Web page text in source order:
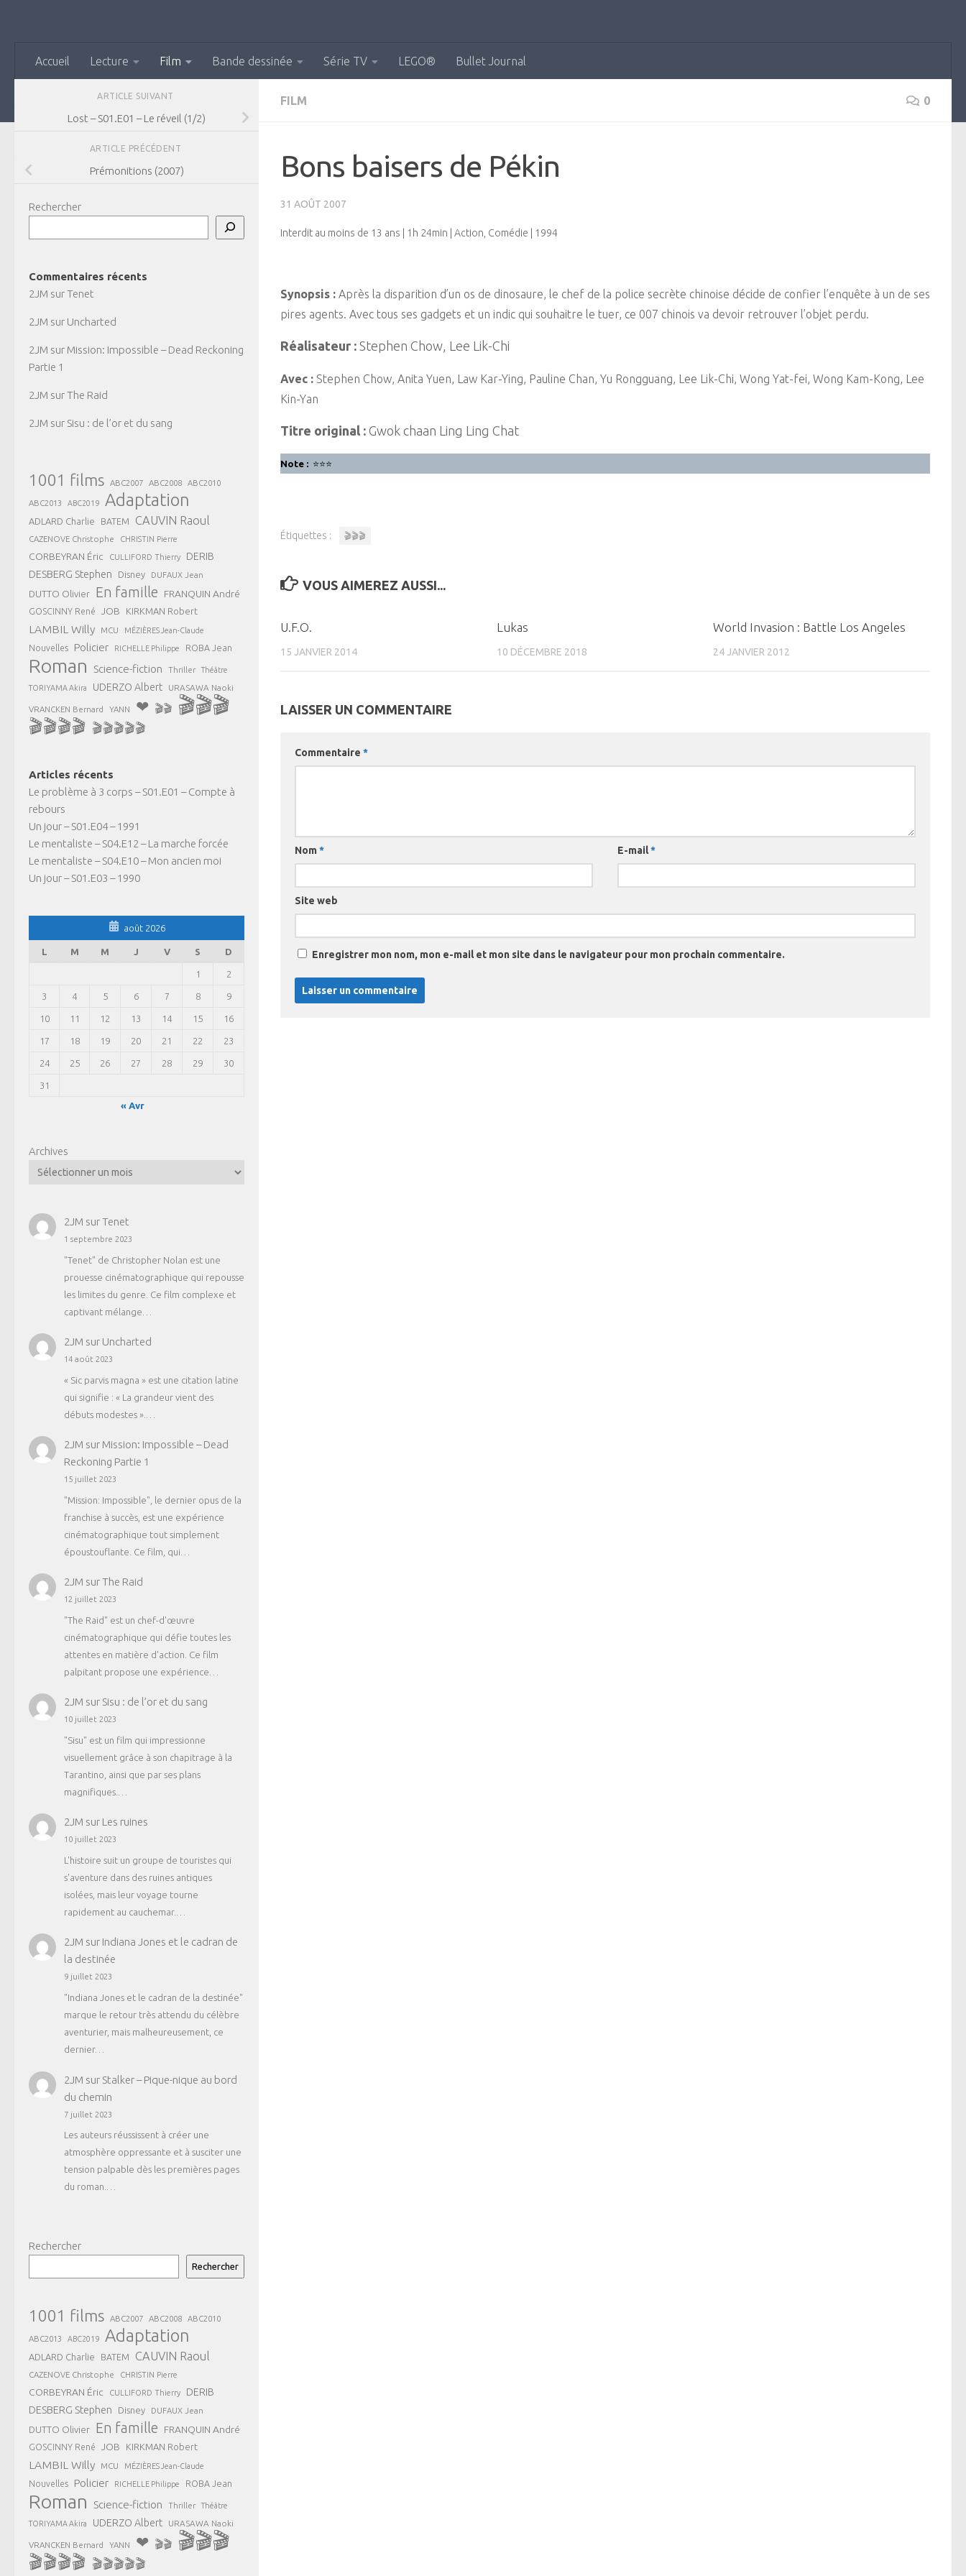
Accueil Lecture Film Bande dessinée Série TV LEGO® Bullet Journal
FILM 0
Bons baisers de Pékin
31 AOÛT 2007
Interdit au moins de 13 ans | 1h 24min | Action, Comédie | 1994
Synopsis : Après la disparition d’un os de dinosaure, le chef de la police secrète chinoise décide de confier l’enquête à un de ses
pires agents. Avec tous ses gadgets et un indic qui souhaitre le tuer, ce 007 chinois va devoir retrouver l’objet perdu.
Réalisateur : Stephen Chow, Lee Lik-Chi
Avec : Stephen Chow, Anita Yuen, Law Kar-Ying, Pauline Chan, Yu Rongguang, Lee Lik-Chi, Wong Yat-fei, Wong Kam-Kong, Lee
Kin-Yan
Titre original : Gwok chaan Ling Ling Chat
Note : ⭐⭐⭐
Étiquettes : 🎬🎬🎬
VOUS AIMEREZ AUSSI...
U.F.O.
15 JANVIER 2014
Lukas
10 DÉCEMBRE 2018
World Invasion : Battle Los Angeles
24 JANVIER 2012
LAISSER UN COMMENTAIRE
Commentaire *
Nom * E-mail*
Site web
Enregistrer mon nom, mon e-mail et mon site dans le navigateur pour mon prochain commentaire.
ARTICLE SUIVANT
Lost – S01.E01 – Le réveil (1/2)
ARTICLE PRÉCÉDENT
Prémonitions (2007)
Rechercher
Commentaires récents
2JM surTenet
2JM sur Uncharted
2JM sur Mission: Impossible – Dead Reckoning
Partie 1
2JM surThe Raid
2JM sur Sisu : de l’or et du sang
1001 films ABC2007 ABC2008 ABC2010
ABC2013 ABC2019 Adaptation
ADLARD Charlie BATEM CAUVIN Raoul
CAZENOVE Christophe CHRISTIN Pierre
CORBEYRAN Éric CULLIFORD Thierry DERIB
DESBERG Stephen Disney DUFAUX Jean
DUTTO Olivier En famille FRANQUIN André
GOSCINNY René JOB KIRKMAN Robert
LAMBIL Willy MCU MÉZIÈRES Jean-Claude
Nouvelles Policier RICHELLE Philippe ROBA Jean
Roman Science-fiction Thriller Théâtre
TORIYAMA Akira UDERZO Albert URASAWA Naoki
VRANCKEN Bernard YANN ❤ 🎬🎬 🎬🎬🎬
🎬🎬🎬🎬 🎬🎬🎬🎬🎬
Articles récents
Le problème à 3 corps – S01.E01 – Compte à
rebours
Un jour – S01.E04 – 1991
Le mentaliste – S04.E12 – La marche forcée
Le mentaliste – S04.E10 – Mon ancien moi
Un jour – S01.E03 – 1990
août 2026
L M M J V S D
1 2
3 4 5 6 7 8 9
10 11 12 13 14 15 16
17 18 19 20 21 22 23
24 25 26 27 28 29 30
31
« Avr
Archives
2JM surTenet
1 septembre 2023
"Tenet" de Christopher Nolan est une
prouesse cinématographique qui repousse
les limites du genre. Ce film complexe et
captivant mélange…
2JM sur Uncharted
14 août 2023
« Sic parvis magna » est une citation latine
qui signifie : « La grandeur vient des
débuts modestes ».…
2JM sur Mission: Impossible – Dead
Reckoning Partie 1
15 juillet 2023
"Mission: Impossible", le dernier opus de la
franchise à succès, est une expérience
cinématographique tout simplement
époustouflante. Ce film, qui…
2JM surThe Raid
12 juillet 2023
"The Raid" est un chef-d'œuvre
cinématographique qui défie toutes les
attentes en matière d'action. Ce film
palpitant propose une expérience…
2JM sur Sisu : de l’or et du sang
10 juillet 2023
"Sisu" est un film qui impressionne
visuellement grâce à son chapitrage à la
Tarantino, ainsi que par ses plans
magnifiques.…
2JM sur Les ruines
10 juillet 2023
L'histoire suit un groupe de touristes qui
s'aventure dans des ruines antiques
isolées, mais leur voyage tourne
rapidement au cauchemar.…
2JM sur Indiana Jones et le cadran de
la destinée
9 juillet 2023
"Indiana Jones et le cadran de la destinée"
marque le retour très attendu du célèbre
aventurier, mais malheureusement, ce
dernier…
2JM sur Stalker – Pique-nique au bord
du chemin
7 juillet 2023
Les auteurs réussissent à créer une
atmosphère oppressante et à susciter une
tension palpable dès les premières pages
du roman.…
Rechercher
Rechercher
1001 films ABC2007 ABC2008 ABC2010
ABC2013 ABC2019 Adaptation
ADLARD Charlie BATEM CAUVIN Raoul
CAZENOVE Christophe CHRISTIN Pierre
CORBEYRAN Éric CULLIFORD Thierry DERIB
DESBERG Stephen Disney DUFAUX Jean
DUTTO Olivier En famille FRANQUIN André
GOSCINNY René JOB KIRKMAN Robert
LAMBIL Willy MCU MÉZIÈRES Jean-Claude
Nouvelles Policier RICHELLE Philippe ROBA Jean
Roman Science-fiction Thriller Théâtre
TORIYAMA Akira UDERZO Albert URASAWA Naoki
VRANCKEN Bernard YANN ❤ 🎬🎬 🎬🎬🎬
🎬🎬🎬🎬 🎬🎬🎬🎬🎬